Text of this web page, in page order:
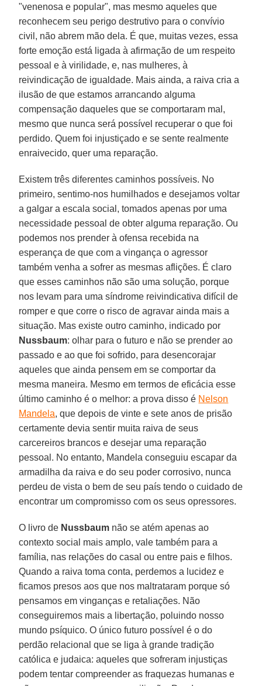
"venenosa e popular", mas mesmo aqueles que
reconhecem seu perigo destrutivo para o convívio
civil, não abrem mão dela. É que, muitas vezes, essa
forte emoção está ligada à afirmação de um respeito
pessoal e à virilidade, e, nas mulheres, à
reivindicação de igualdade. Mais ainda, a raiva cria a
ilusão de que estamos arrancando alguma
compensação daqueles que se comportaram mal,
mesmo que nunca será possível recuperar o que foi
perdido. Quem foi injustiçado e se sente realmente
enraivecido, quer uma reparação.
Existem três diferentes caminhos possíveis. No
primeiro, sentimo-nos humilhados e desejamos voltar
a galgar a escala social, tomados apenas por uma
necessidade pessoal de obter alguma reparação. Ou
podemos nos prender à ofensa recebida na
esperança de que com a vingança o agressor
também venha a sofrer as mesmas aflições. É claro
que esses caminhos não são uma solução, porque
nos levam para uma síndrome reivindicativa difícil de
romper e que corre o risco de agravar ainda mais a
situação. Mas existe outro caminho, indicado por
Nussbaum: olhar para o futuro e não se prender ao
passado e ao que foi sofrido, para desencorajar
aqueles que ainda pensem em se comportar da
mesma maneira. Mesmo em termos de eficácia esse
último caminho é o melhor: a prova disso é Nelson
Mandela, que depois de vinte e sete anos de prisão
certamente devia sentir muita raiva de seus
carcereiros brancos e desejar uma reparação
pessoal. No entanto, Mandela conseguiu escapar da
armadilha da raiva e do seu poder corrosivo, nunca
perdeu de vista o bem de seu país tendo o cuidado de
encontrar um compromisso com os seus opressores.
O livro de Nussbaum não se atém apenas ao
contexto social mais amplo, vale também para a
família, nas relações do casal ou entre pais e filhos.
Quando a raiva toma conta, perdemos a lucidez e
ficamos presos aos que nos maltrataram porque só
pensamos em vinganças e retaliações. Não
conseguiremos mais a libertação, poluindo nosso
mundo psíquico. O único futuro possível é o do
perdão relacional que se liga à grande tradição
católica e judaica: aqueles que sofreram injustiças
podem tentar compreender as fraquezas humanas e